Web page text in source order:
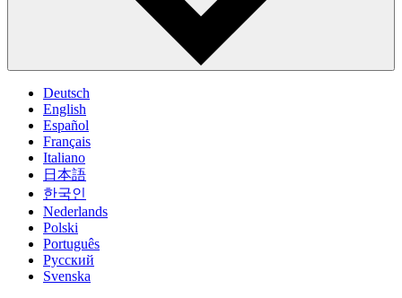
Deutsch
English
Español
Français
Italiano
日本語
한국인
Nederlands
Polski
Português
Pусский
Svenska